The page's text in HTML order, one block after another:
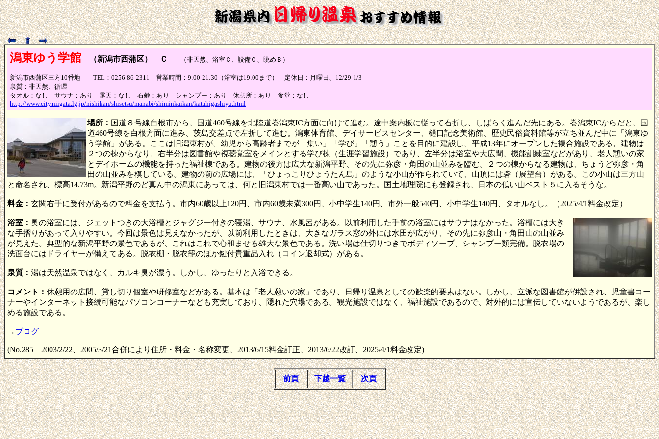
潟東ゆう学館 （新潟市西蒲区） Ｃ （非天然、浴室Ｃ、設備Ｃ、眺めＢ）
新潟市西蒲区三方10番地 TEL：0256-86-2311 営業時間：9:00-21:30（浴室は19:00まで） 定休日：月曜日、12/29-1/3
泉質：非天然、循環
タオル：なし サウナ：あり 露天：なし 石鹸：あり シャンプー：あり 休憩所：あり 食堂：なし
http://www.city.niigata.lg.jp/nishikan/shisetsu/manabi/shiminkaikan/katahigashiyu.html
場所： 国道８号線白根市から、国道460号線を北陸道巻潟東IC方面に向けて進む。途中案内板に従って右折し、しばらく進んだ先にある。巻潟東ICからだと、国
道460号線を白根方面に進み、茨島交差点で左折して進む。潟東体育館、デイサービスセンター、樋口記念美術館、歴史民俗資料館等が立ち並んだ中に「潟東ゆ
う学館」がある。ここは旧潟東村が、幼児から高齢者までが「集い」「学び」「憩う」ことを目的に建設し、平成13年にオープンした複合施設である。建物は
２つの棟からなり、右半分は図書館や視聴覚室をメインとする学び棟（生涯学習施設）であり、左半分は浴室や大広間、機能訓練室などがあり、老人憩いの家
とデイホームの機能を持った福祉棟である。建物の後方は広大な新潟平野、その先に弥彦・角田の山並みを臨む。２つの棟からなる建物は、ちょうど弥彦・角
田の山並みを模している。建物の前の広場には、「ひょっこりひょうたん島」のような小山が作られていて、山頂には砦（展望台）がある。この小山は三方山
と命名され、標高14.73m。新潟平野のど真ん中の潟東にあっては、何と旧潟東村では一番高い山であった。国土地理院にも登録され、日本の低い山ベスト５に入るそうな。
料金： 玄関右手に受付があるので料金を支払う。市内60歳以上120円、市内60歳未満300円、小中学生140円、市外一般540円、小中学生140円、タオルなし。（2025/4/1料金改定）
浴室： 奥の浴室には、ジェットつきの大浴槽とジャグジー付きの寝湯、サウナ、水風呂がある。以前利用した手前の浴室にはサウナはなかった。浴槽には大き
な手摺りがあって入りやすい。今回は景色は見えなかったが、以前利用したときは、大きなガラス窓の外には水田が広がり、その先に弥彦山・角田山の山並み
が見えた。典型的な新潟平野の景色であるが、これはこれで心和ませる雄大な景色である。洗い場は仕切りつきでボディソープ、シャンプー類完備。脱衣場の
洗面台にはドライヤーが備えてある。脱衣棚・脱衣籠のほか鍵付貴重品入れ（コイン返却式）がある。
泉質： 湯は天然温泉ではなく、カルキ臭が漂う。しかし、ゆったりと入浴できる。
コメント： 休憩用の広間、貸し切り個室や研修室などがある。基本は「老人憩いの家」であり、日帰り温泉としての歓楽的要素はない。しかし、立派な図書館が併設され、児童書コー
ナーやインターネット接続可能なパソコンコーナーなども充実しており、隠れた穴場である。観光施設ではなく、福祉施設であるので、対外的には宣伝していないようであるが、楽し
める施設である。
→ ブログ
(No.285 2003/2/22、2005/3/21合併により住所・料金・名称変更、2013/6/15料金訂正、2013/6/22改訂、2025/4/1料金改定)
前頁 下越一覧 次頁